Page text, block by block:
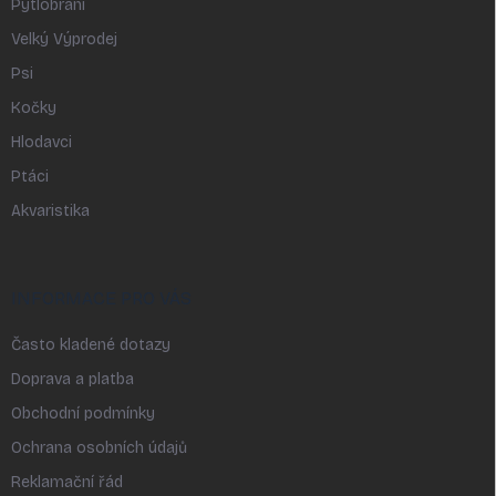
Pytlobrání
Velký Výprodej
Psi
Kočky
Hlodavci
Ptáci
Akvaristika
Často kladené dotazy
Doprava a platba
Obchodní podmínky
Ochrana osobních údajů
Reklamační řád